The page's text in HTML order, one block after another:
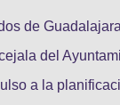
de
del
a la